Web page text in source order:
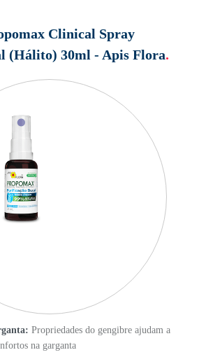
Clinical Spray
(Hálito) 30ml - Apis Flora.
Propriedades do gengibre ajudam a
na garganta